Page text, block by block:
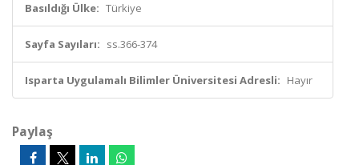
Basıldığı Ülke: Türkiye
Sayfa Sayıları: ss.366-374
Isparta Uygulamalı Bilimler Üniversitesi Adresli: Hayır
Paylaş